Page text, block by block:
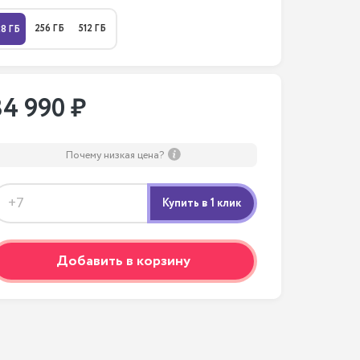
ГБ 256 ГБ 512 ГБ
990 ₽
Почему низкая цена?
Добавить в корзину